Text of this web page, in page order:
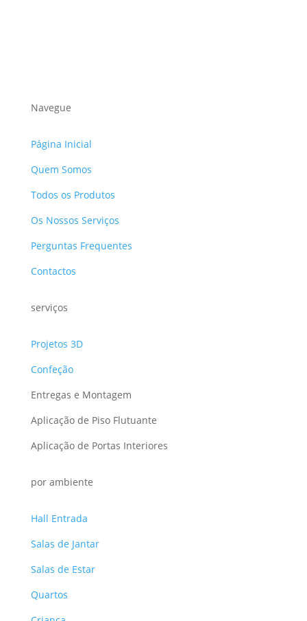
Navegue
Página Inicial
Quem Somos
Todos os Produtos
Os Nossos Serviços
Perguntas Frequentes
Contactos
serviços
Projetos 3D
Confeção
Entregas e Montagem
Aplicação de Piso Flutuante
Aplicação de Portas Interiores
por ambiente
Hall Entrada
Salas de Jantar
Salas de Estar
Quartos